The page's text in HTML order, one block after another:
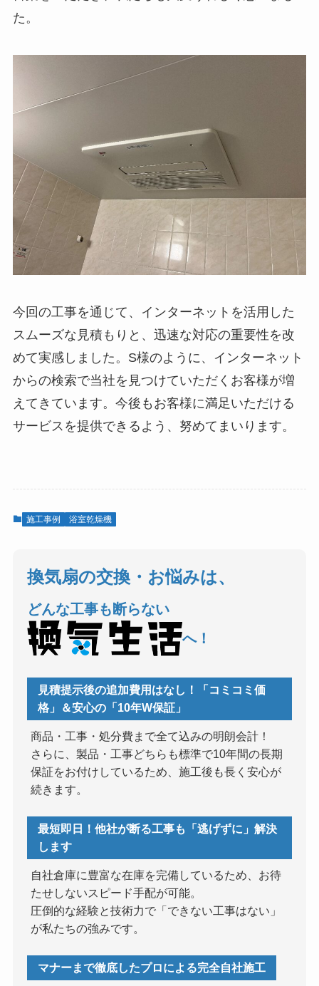
た。
今回の工事を通じて、インターネットを活用した
スムーズな見積もりと、迅速な対応の重要性を改
めて実感しました。S様のように、インターネット
からの検索で当社を見つけていただくお客様が増
えてきています。今後もお客様に満足いただける
サービスを提供できるよう、努めてまいります。
施工事例 浴室乾燥機
換気扇の交換・お悩みは、
どんな工事も断らない
へ！
見積提示後の追加費用はなし！「コミコミ価
格」＆安心の「10年W保証」
商品・工事・処分費まで全て込みの明朗会計！
さらに、製品・工事どちらも標準で10年間の長期
保証をお付けしているため、施工後も長く安心が
続きます。
最短即日！他社が断る工事も「逃げずに」解決
します
自社倉庫に豊富な在庫を完備しているため、お待
たせしないスピード手配が可能。
圧倒的な経験と技術力で「できない工事はない」
が私たちの強みです。
マナーまで徹底したプロによる完全自社施工